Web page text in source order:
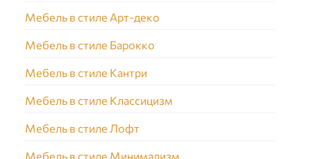
Мебель в стиле Арт-деко
Мебель в стиле Барокко
Мебель в стиле Кантри
Мебель в стиле Классицизм
Мебель в стиле Лофт
Мебель в стиле Минимализм